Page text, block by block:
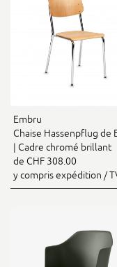
Embru
Chaise Hassenpflug de
| Cadre chromé brillant
de CHF 308.00
y compris expédition /